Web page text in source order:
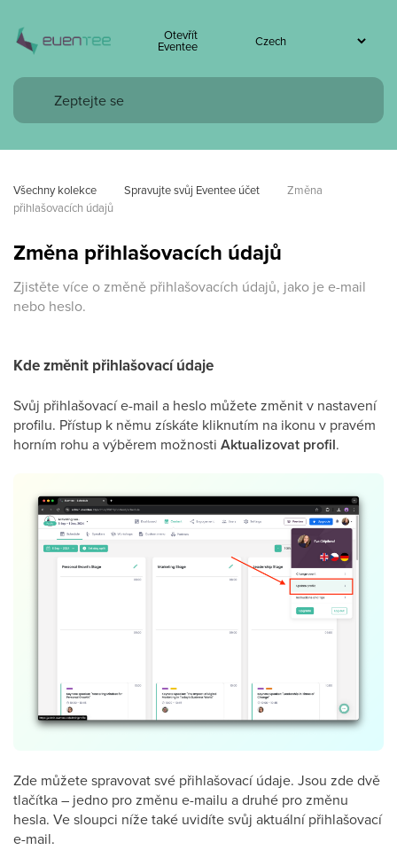
Otevřít
Eventee
Všechny kolekce Spravujte svůj Eventee účet
Změna
přihlašovacích údajů
Změna přihlašovacích údajů
Zjistěte více o změně přihlašovacích údajů, jako je e-mail
nebo heslo.
Kde změnit přihlašovací údaje
Svůj přihlašovací e-mail a heslo můžete změnit v nastavení
profilu. Přístup k němu získáte kliknutím na ikonu v pravém
horním rohu a výběrem možnosti Aktualizovat profil.
Zde můžete spravovat své přihlašovací údaje. Jsou zde dvě
tlačítka – jedno pro změnu e-mailu a druhé pro změnu
hesla. Ve sloupci níže také uvidíte svůj aktuální přihlašovací
e-mail.